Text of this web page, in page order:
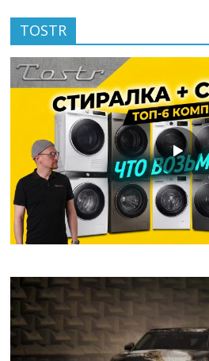
TOSTR